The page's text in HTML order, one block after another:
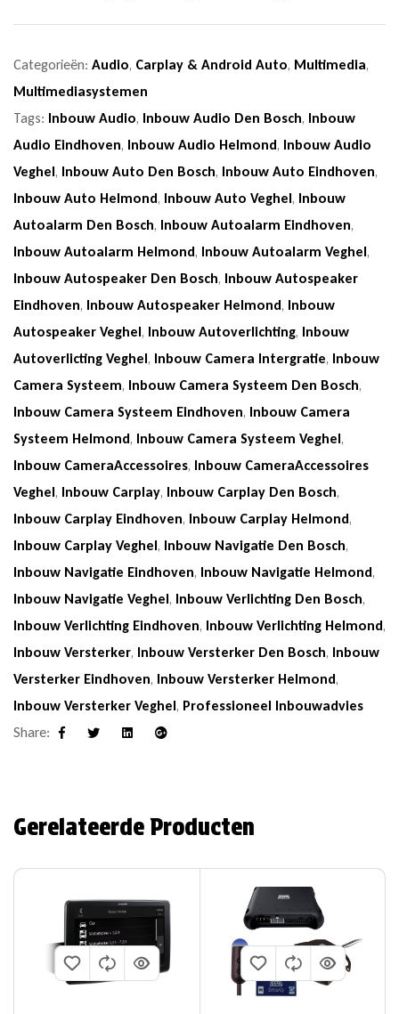
Categorieën: Audio, Carplay & Android Auto, Multimedia,
Multimediasystemen
Tags: Inbouw Audio, Inbouw Audio Den Bosch, Inbouw
Audio Eindhoven, Inbouw Audio Helmond, Inbouw Audio
Veghel, Inbouw Auto Den Bosch, Inbouw Auto Eindhoven,
Inbouw Auto Helmond, Inbouw Auto Veghel, Inbouw
Autoalarm Den Bosch, Inbouw Autoalarm Eindhoven,
Inbouw Autoalarm Helmond, Inbouw Autoalarm Veghel,
Inbouw Autospeaker Den Bosch, Inbouw Autospeaker
Eindhoven, Inbouw Autospeaker Helmond, Inbouw
Autospeaker Veghel, Inbouw Autoverlichting, Inbouw
Autoverlicting Veghel, Inbouw Camera Intergratie, Inbouw
Camera Systeem, Inbouw Camera Systeem Den Bosch,
Inbouw Camera Systeem Eindhoven, Inbouw Camera
Systeem Helmond, Inbouw Camera Systeem Veghel,
Inbouw CameraAccessoires, Inbouw CameraAccessoires
Veghel, Inbouw Carplay, Inbouw Carplay Den Bosch,
Inbouw Carplay Eindhoven, Inbouw Carplay Helmond,
Inbouw Carplay Veghel, Inbouw Navigatie Den Bosch,
Inbouw Navigatie Eindhoven, Inbouw Navigatie Helmond,
Inbouw Navigatie Veghel, Inbouw Verlichting Den Bosch,
Inbouw Verlichting Eindhoven, Inbouw Verlichting Helmond,
Inbouw Versterker, Inbouw Versterker Den Bosch, Inbouw
Versterker Eindhoven, Inbouw Versterker Helmond,
Inbouw Versterker Veghel, Professioneel Inbouwadvies
Share:
Gerelateerde Producten